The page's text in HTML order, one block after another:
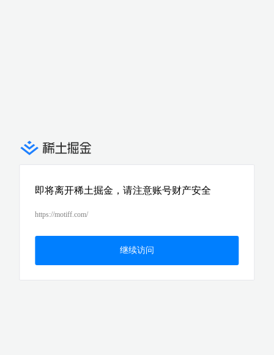
即将离开稀土掘金，请注意账号财产安全
https://motiff.com/
继续访问